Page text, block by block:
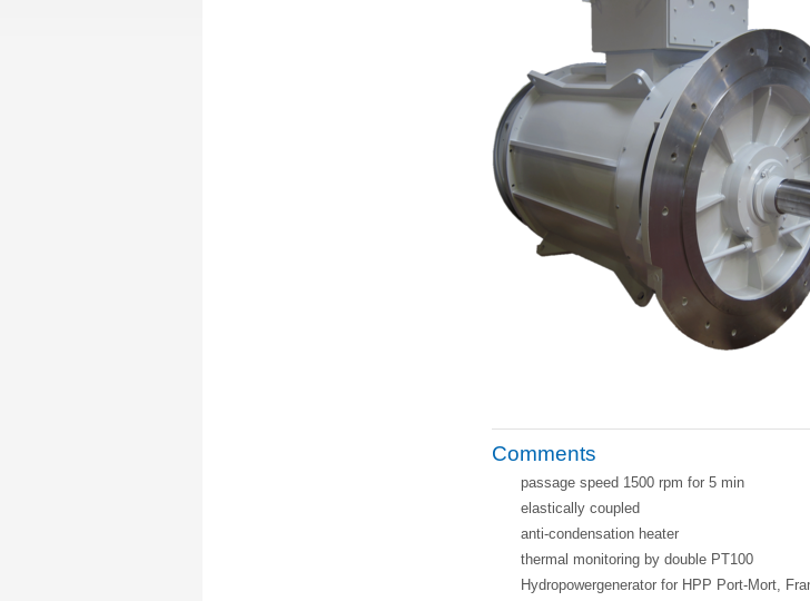
Comments
passage speed 1500 rpm for 5 min
elastically coupled
anti-condensation heater
thermal monitoring by double PT100
Hydropowergenerator for HPP Port-Mort,